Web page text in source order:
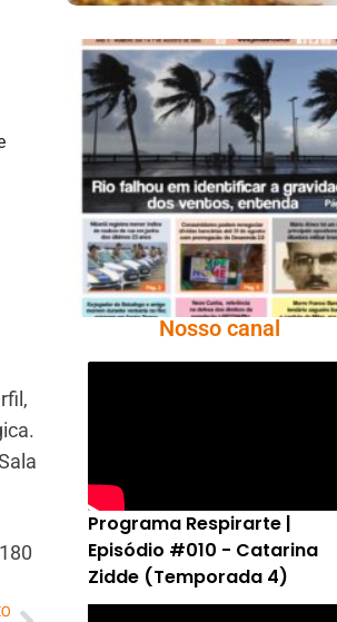
Ano X – Número 366
01 A 07 De Agosto De
2026
Nosso canal
Programa Respirarte |
Episódio #010 - Catarina
Zidde (Temporada 4)